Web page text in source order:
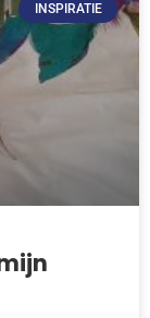
INSPIRATIE